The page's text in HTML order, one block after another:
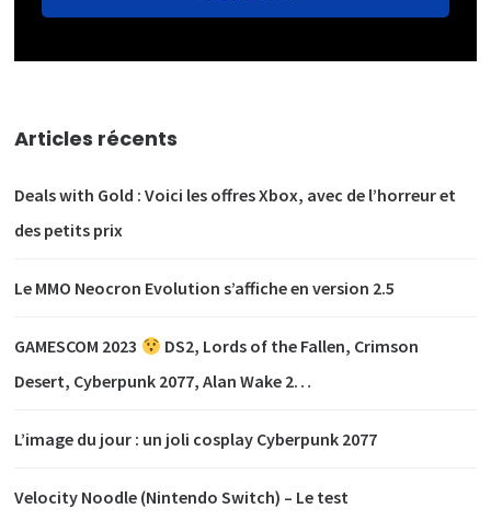
Articles récents
Deals with Gold : Voici les offres Xbox, avec de l’horreur et
des petits prix
Le MMO Neocron Evolution s’affiche en version 2.5
GAMESCOM 2023
DS2, Lords of the Fallen, Crimson
Desert, Cyberpunk 2077, Alan Wake 2…
L’image du jour : un joli cosplay Cyberpunk 2077
Velocity Noodle (Nintendo Switch) – Le test